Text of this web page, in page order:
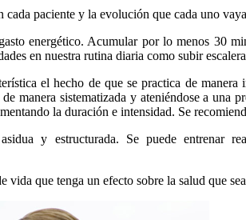
paciente y la evolución que cada uno
energético. Acumular por lo menos 30
en nuestra rutina diaria como subir
el hecho de que se practica de
manera sistematizada y ateniéndose a
la duración e intensidad. Se
y estructurada. Se puede entrenar
que tenga un efecto sobre la salud que